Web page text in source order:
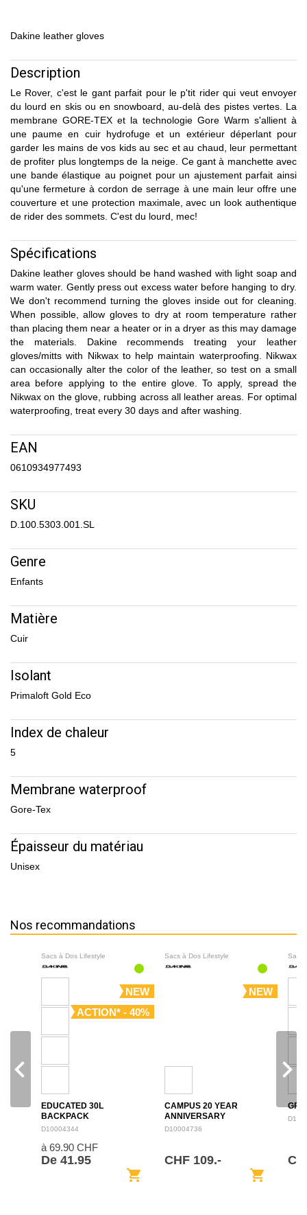
Dakine leather gloves
Description
Le Rover, c'est le gant parfait pour le p'tit rider qui veut envoyer
du lourd en skis ou en snowboard, au-delà des pistes vertes. La
membrane GORE-TEX et la technologie Gore Warm s'allient à
une paume en cuir hydrofuge et un extérieur déperlant pour
garder les mains de vos kids au sec et au chaud, leur permettant
de profiter plus longtemps de la neige. Ce gant à manchette avec
une bande élastique au poignet pour un ajustement parfait ainsi
qu'une fermeture à cordon de serrage à une main leur offre une
couverture et une protection maximale, avec un look authentique
de rider des sommets. C'est du lourd, mec!
Spécifications
Dakine leather gloves should be hand washed with light soap and
warm water. Gently press out excess water before hanging to dry.
We don't recommend turning the gloves inside out for cleaning.
When possible, allow gloves to dry at room temperature rather
than placing them near a heater or in a dryer as this may damage
the materials. Dakine recommends treating your leather
gloves/mitts with Nikwax to help maintain waterproofing. Nikwax
can occasionally alter the color of the leather, so test on a small
area before applying to the entire glove. To apply, spread the
Nikwax on the glove, rubbing across all leather areas. For optimal
waterproofing, treat every 30 days and after washing.
EAN
0610934977493
SKU
D.100.5303.001.SL
Genre
Enfants
Matière
Cuir
Isolant
Primaloft Gold Eco
Index de chaleur
5
Membrane waterproof
Gore-Tex
Épaisseur du matériau
Unisex
Nos recommandations
Sacs à Dos Lifestyle
NEW
ACTION* - 40%
EDUCATED 30L
BACKPACK
D10004344
à 69.90 CHF
De 41.95
shopping_cart
Sacs à Dos Lifestyle
NEW
CAMPUS 20 YEAR
ANNIVERSARY
BACKPACK 28L
D10004736
CHF 109.-
shopping_cart
Sacs
navigate_before navigate_next